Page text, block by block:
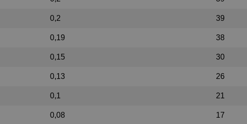
0,2 39
0,19 38
0,15 30
0,13 26
0,1 21
0,08 17